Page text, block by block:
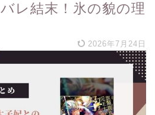
レ結末！氷の貌の理
2026年7月24日